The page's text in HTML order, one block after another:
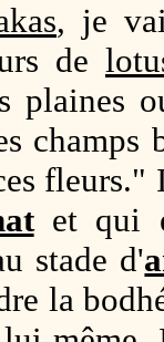
, je
de
plaines
et qui
stade d'
la